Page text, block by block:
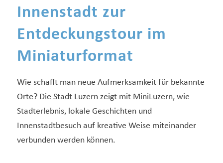
Innenstadt zur
Entdeckungstour im
Miniaturformat
Wie schafft man neue Aufmerksamkeit für bekannte
Orte? Die Stadt Luzern zeigt mit MiniLuzern, wie
Stadterlebnis, lokale Geschichten und
Innenstadtbesuch auf kreative Weise miteinander
verbunden werden können.